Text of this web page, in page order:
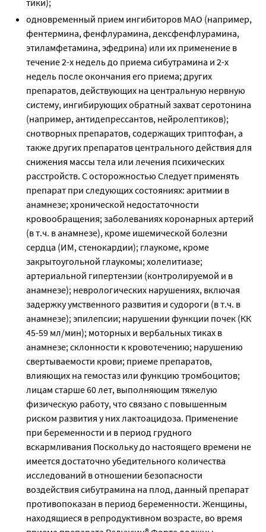
тики);
одновременный прием ингибиторов МАО (например,
фентермина, фенфлурамина, дексфенфлурамина,
этиламфетамина, эфедрина) или их применение в
течение 2-х недель до приема сибутрамина и 2-х
недель после окончания его приема; других
препаратов, действующих на центральную нервную
систему, ингибирующих обратный захват серотонина
(например, антидепрессантов, нейролептиков);
снотворных препаратов, содержащих триптофан, а
также других препаратов центрального действия для
снижения массы тела или лечения психических
расстройств. С осторожностью Следует применять
препарат при следующих состояниях: аритмии в
анамнезе; хронической недостаточности
кровообращения; заболеваниях коронарных артерий
(в т.ч. в анамнезе), кроме ишемической болезни
сердца (ИМ, стенокардии); глаукоме, кроме
закрытоугольной глаукомы; холелитиазе;
артериальной гипертензии (контролируемой и в
анамнезе); неврологических нарушениях, включая
задержку умственного развития и судороги (в т.ч. в
анамнезе); эпилепсии; нарушении функции почек (КК
45-59 мл/мин); моторных и вербальных тиках в
анамнезе; склонности к кровотечению; нарушению
свертываемости крови; приеме препаратов,
влияющих на гемостаз или функцию тромбоцитов;
лицам старше 60 лет, выполняющим тяжелую
физическую работу, что связано с повышенным
риском развития у них лактоацидоза. Применение
при беременности и в период грудного
вскармливания Поскольку до настоящего времени не
имеется достаточно убедительного количества
исследований в отношении безопасности
воздействия сибутрамина на плод, данный препарат
противопоказан в период беременности. Женщины,
находящиеся в репродуктивном возрасте, во время